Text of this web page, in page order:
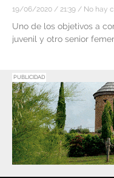
19/06/2020 21:39 No hay
Uno de los objetivos a
juvenil y otro senior
PUBLICIDAD